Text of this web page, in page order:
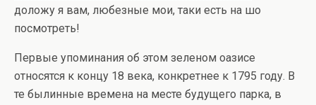
доложу я вам, любезные мои, таки есть на шо
посмотреть!
Первые упоминания об этом зеленом оазисе
относятся к концу 18 века, конкретнее к 1795 году. В
те былинные времена на месте будущего парка, в